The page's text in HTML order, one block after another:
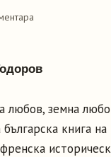
любов, земна
книга